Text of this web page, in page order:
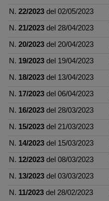
N. 22/2023 del 02/05/2023
N. 21/2023 del 28/04/2023
N. 20/2023 del 20/04/2023
N. 19/2023 del 19/04/2023
N. 18/2023 del 13/04/2023
N. 17/2023 del 06/04/2023
N. 16/2023 del 28/03/2023
N. 15/2023 del 21/03/2023
N. 14/2023 del 15/03/2023
N. 12/2023 del 08/03/2023
N. 13/2023 del 03/03/2023
N. 11/2023 del 28/02/2023